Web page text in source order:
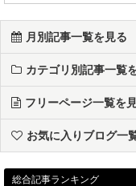
月別記事一覧を見る
カテゴリ別記事一覧
フリーページ一覧を
お気に入りブログ一
総合記事ランキング